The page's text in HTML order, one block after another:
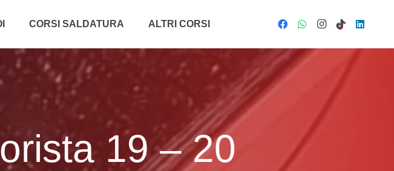
CORSI SALDATURA ALTRI CORSI
19 – 20